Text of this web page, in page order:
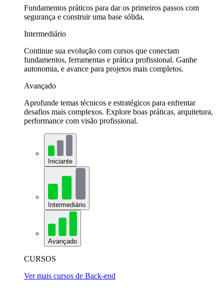
Fundamentos práticos para dar os primeiros passos com
segurança e construir uma base sólida.
Intermediário
Continue sua evolução com cursos que conectam
fundamentos, ferramentas e prática profissional. Ganhe
autonomia, e avance para projetos mais completos.
Avançado
Aprofunde temas técnicos e estratégicos para enfrentar
desafios mais complexos. Explore boas práticas, arquitetura,
performance com visão profissional.
Iniciante
Intermediário
Avançado
CURSOS
Ver mais cursos de Back-end